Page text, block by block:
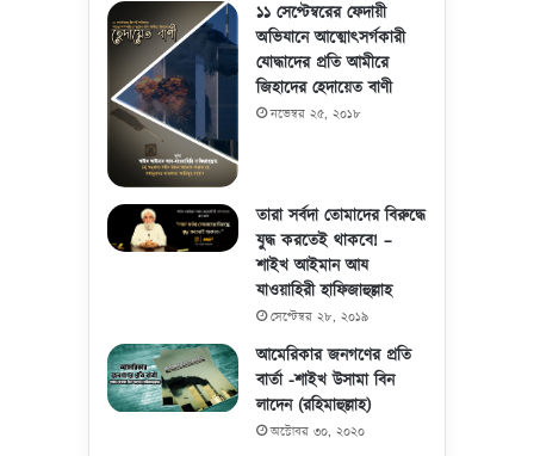
১১ সেপ্টেম্বরের ফেদায়ী
অভিযানে আত্মোৎসর্গকারী
যোদ্ধাদের প্রতি আমীরে
জিহাদের হেদায়েত বাণী
নভেম্বর ২৫, ২০১৮
তারা সর্বদা তোমাদের বিরুদ্ধে
যুদ্ধ করতেই থাকবে! –
শাইখ আইমান আয
যাওয়াহিরী হাফিজাহুল্লাহ
সেপ্টেম্বর ২৮, ২০১৯
আমেরিকার জনগণের প্রতি
বার্তা -শাইখ উসামা বিন
লাদেন (রহিমাহুল্লাহ)
অক্টোবর ৩০, ২০২০